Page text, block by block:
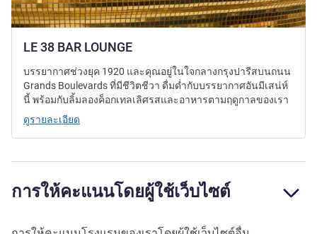
LE 38 BAR LOUNGE
บรรยากาศช่วงยุค 1920 และคุณอยู่ในใจกลางกรุงปารีสบนถนน
Grands Boulevards ที่มีชีวิตชีวา ดื่มด่ำกับบรรยากาศอันมีเสน่ห์
นี้ พร้อมกับลิ้มลองค็อกเทลเลิศรสและอาหารตามฤดูกาลของเรา
ดูรายละเอียด
การให้คะแนนโดยผู้ใช้เว็บไซต์